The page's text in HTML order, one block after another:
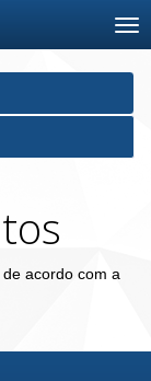
acordo com a